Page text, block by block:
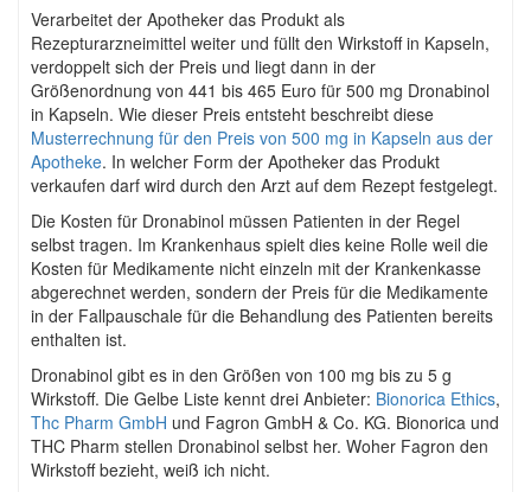
Verarbeitet der Apotheker das Produkt als
Rezepturarzneimittel weiter und füllt den Wirkstoff in Kapseln,
verdoppelt sich der Preis und liegt dann in der
Größenordnung von 441 bis 465 Euro für 500 mg Dronabinol
in Kapseln. Wie dieser Preis entsteht beschreibt diese
Musterrechnung für den Preis von 500 mg in Kapseln aus der
Apotheke. In welcher Form der Apotheker das Produkt
verkaufen darf wird durch den Arzt auf dem Rezept festgelegt.
Die Kosten für Dronabinol müssen Patienten in der Regel
selbst tragen. Im Krankenhaus spielt dies keine Rolle weil die
Kosten für Medikamente nicht einzeln mit der Krankenkasse
abgerechnet werden, sondern der Preis für die Medikamente
in der Fallpauschale für die Behandlung des Patienten bereits
enthalten ist.
Dronabinol gibt es in den Größen von 100 mg bis zu 5 g
Wirkstoff. Die Gelbe Liste kennt drei Anbieter: Bionorica Ethics,
Thc Pharm GmbH und Fagron GmbH & Co. KG. Bionorica und
THC Pharm stellen Dronabinol selbst her. Woher Fagron den
Wirkstoff bezieht, weiß ich nicht.